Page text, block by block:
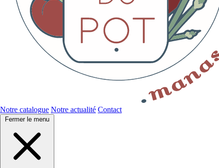
Notre catalogue Notre actualité Contact
Fermer le menu